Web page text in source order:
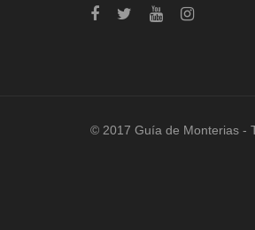
© 2017 Guía de Monterias -